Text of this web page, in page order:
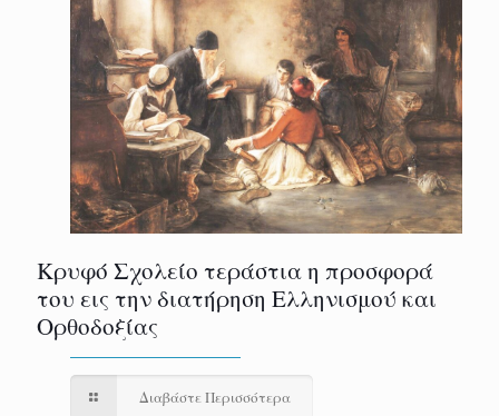
Κρυφό Σχολείο τεράστια η προσφορά
του εις την διατήρηση Ελληνισμού και
Ορθοδοξίας
Διαβάστε Περισσότερα